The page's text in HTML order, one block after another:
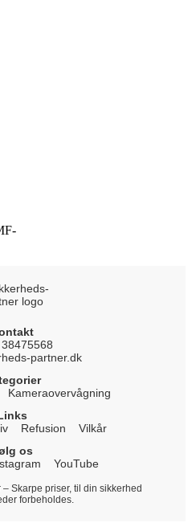
partner.dk
Kameraovervågning
Refusion
Vilkår
os
YouTube
Skarpe priser, til din sikkerhed
forbeholdes.